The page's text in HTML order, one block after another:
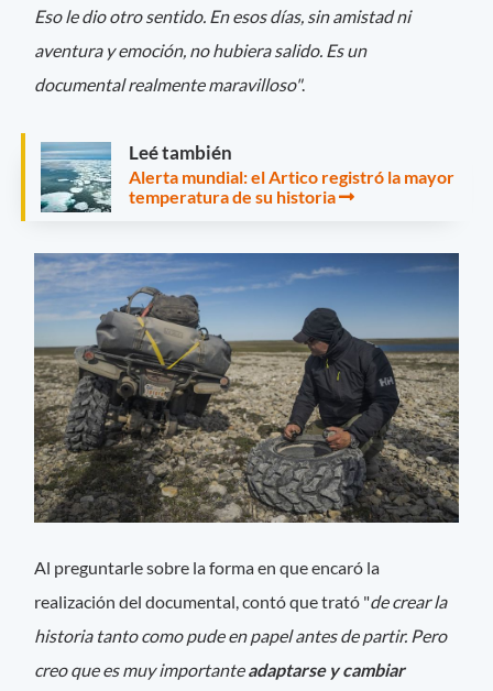
Eso le dio otro sentido. En esos días, sin amistad ni
aventura y emoción, no hubiera salido. Es un
documental realmente maravilloso".
Leé también
Alerta mundial: el Artico registró la mayor
temperatura de su historia
Al preguntarle sobre la forma en que encaró la
realización del documental, contó que trató "de crear la
historia tanto como pude en papel antes de partir. Pero
creo que es muy importanteadaptarse y cambiar